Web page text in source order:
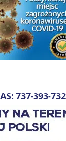
737-393-732